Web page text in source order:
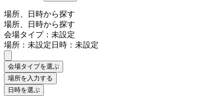
場所、日時から探す
場所、日時から探す
会場タイプ：未設定
場所：未設定日時：未設定
会場タイプを選ぶ
場所を入力する
日時を選ぶ